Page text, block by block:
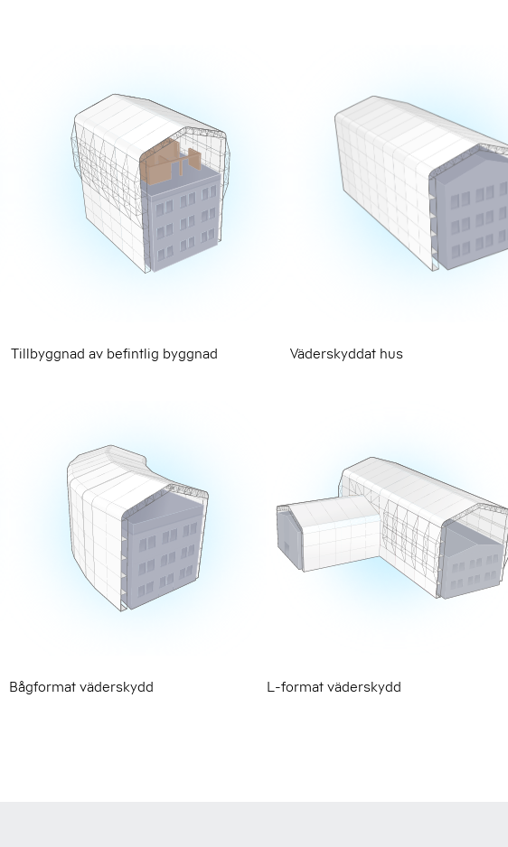
Tillbyggnad av befintlig byggnad Väderskyddat hus
Bågformat väderskydd
L-format väderskydd